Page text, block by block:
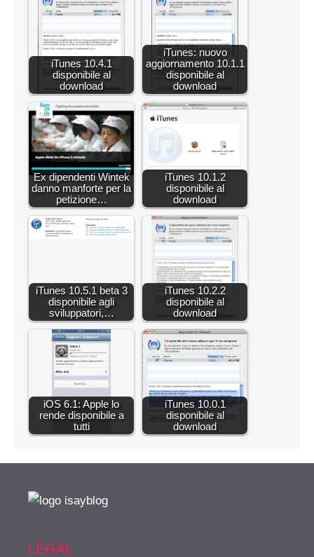
iTunes 10.4.1
disponibile al
download
iTunes: nuovo
aggiornamento 10.1.1
disponibile al
download
Ex dipendenti Wintek
danno manforte per la
petizione…
iTunes 10.1.2
disponibile al
download
iTunes 10.5.1 beta 3
disponibile agli
sviluppatori,…
iTunes 10.2.2
disponibile al
download
iOS 6.1: Apple lo
rende disponibile a
tutti
iTunes 10.0.1
disponibile al
download
LEGAL